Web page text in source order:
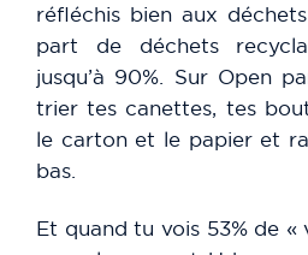
réfléchis bien aux
part de déchets
jusqu’à 90%. Sur Open
trier tes canettes, tes
le carton et le papier et
bas.
Et quand tu vois 53% de